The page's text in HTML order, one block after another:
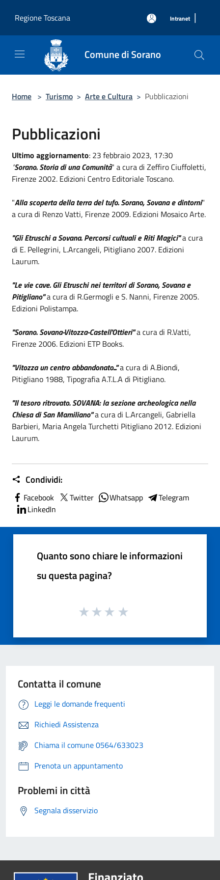
Regione Toscana
Intranet |
Comune di Sorano
Home > Turismo > Arte e Cultura > Pubblicazioni
Pubblicazioni
Ultimo aggiornamento: 23 febbraio 2023, 17:30
"Sorano. Storia di una Comunità" a cura di Zeffiro Ciuffoletti,
Firenze 2002. Edizioni Centro Editoriale Toscano.
"Alla scoperta della terra del tufo. Sorano, Sovana e dintorni"
a cura di Renzo Vatti, Firenze 2009. Edizioni Mosaico Arte.
"Gli Etruschi a Sovana. Percorsi cultuali e Riti Magici"a cura
di E. Pellegrini, L.Arcangeli, Pitigliano 2007. Edizioni
Laurum.
"Le vie cave. Gli Etruschi nei territori di Sorano, Sovana e
Pitigliano"a cura di R.Germogli e S. Nanni, Firenze 2005.
Edizioni Polistampa.
"Sorano. Sovana-Vitozza-Castell'Ottieri"a cura di R.Vatti,
Firenze 2006. Edizioni ETP Books.
"Vitozza un centro abbandonato..."a cura di A.Biondi,
Pitigliano 1988, Tipografia A.T.L.A di Pitigliano.
"Il tesoro ritrovato. SOVANA: la sezione archeologica nella
Chiesa di San Mamiliano"a cura di L.Arcangeli, Gabriella
Barbieri, Maria Angela Turchetti Pitigliano 2012. Edizioni
Laurum.
Condividi:
Facebook Twitter Whatsapp
Telegram
LinkedIn
Quanto sono chiare le informazioni
su questa pagina?
Contatta il comune
Leggi le domande frequenti
Richiedi Assistenza
Chiama il comune 0564/633023
Prenota un appuntamento
Problemi in città
Segnala disservizio